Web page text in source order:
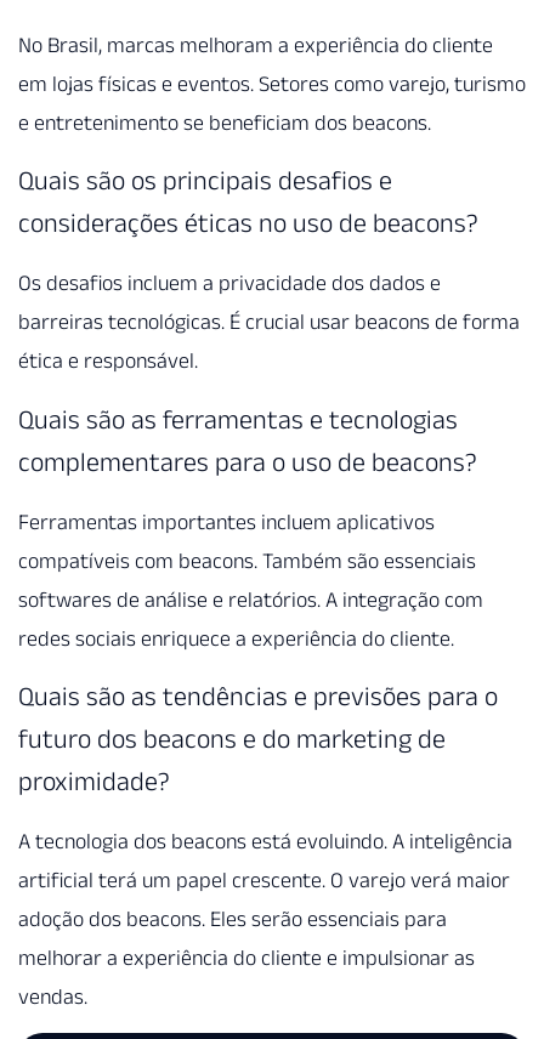
No Brasil, marcas melhoram a experiência do cliente
em lojas físicas e eventos. Setores como varejo, turismo
e entretenimento se beneficiam dos beacons.
Quais são os principais desafios e
considerações éticas no uso de beacons?
Os desafios incluem a privacidade dos dados e
barreiras tecnológicas. É crucial usar beacons de forma
ética e responsável.
Quais são as ferramentas e tecnologias
complementares para o uso de beacons?
Ferramentas importantes incluem aplicativos
compatíveis com beacons. Também são essenciais
softwares de análise e relatórios. A integração com
redes sociais enriquece a experiência do cliente.
Quais são as tendências e previsões para o
futuro dos beacons e do marketing de
proximidade?
A tecnologia dos beacons está evoluindo. A inteligência
artificial terá um papel crescente. O varejo verá maior
adoção dos beacons. Eles serão essenciais para
melhorar a experiência do cliente e impulsionar as
vendas.